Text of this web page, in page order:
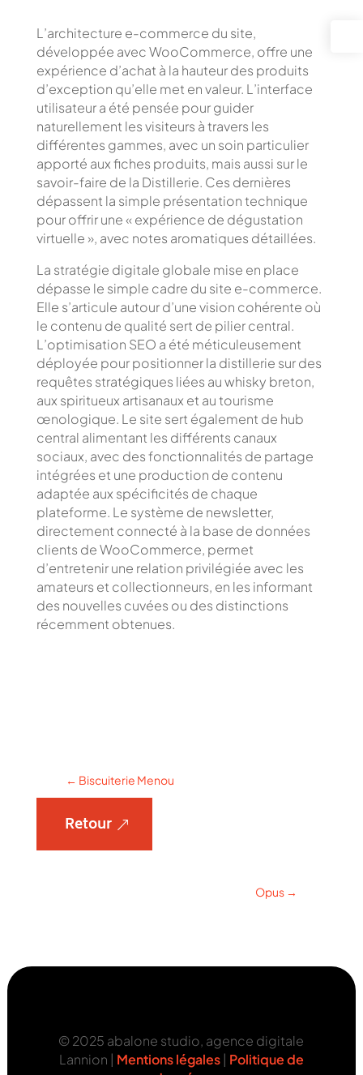
L’architecture e-commerce du site,
développée avec WooCommerce, offre une
expérience d’achat à la hauteur des produits
d’exception qu’elle met en valeur. L’interface
utilisateur a été pensée pour guider
naturellement les visiteurs à travers les
différentes gammes, avec un soin particulier
apporté aux fiches produits, mais aussi sur le
savoir-faire de la Distillerie. Ces dernières
dépassent la simple présentation technique
pour offrir une « expérience de dégustation
virtuelle », avec notes aromatiques détaillées.
La stratégie digitale globale mise en place
dépasse le simple cadre du site e-commerce.
Elle s’articule autour d’une vision cohérente où
le contenu de qualité sert de pilier central.
L’optimisation SEO a été méticuleusement
déployée pour positionner la distillerie sur des
requêtes stratégiques liées au whisky breton,
aux spiritueux artisanaux et au tourisme
œnologique. Le site sert également de hub
central alimentant les différents canaux
sociaux, avec des fonctionnalités de partage
intégrées et une production de contenu
adaptée aux spécificités de chaque
plateforme. Le système de newsletter,
directement connecté à la base de données
clients de WooCommerce, permet
d’entretenir une relation privilégiée avec les
amateurs et collectionneurs, en les informant
des nouvelles cuvées ou des distinctions
récemment obtenues.
← Biscuiterie Menou
Retour
Opus →
© 2025 abalone studio, agence digitale
Lannion | Mentions légales| Politique de